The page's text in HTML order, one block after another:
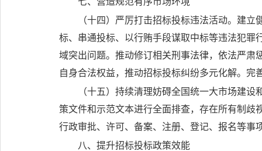
（十四）严厉打击招标投标违法活动。 建立
标、串通投标、以行贿手段谋取中标等违法犯罪
域突出问题。推动修订相关刑事法律，依法严肃
自身合法权益，推动招标投标纠纷多元化解。
（十五）持续清理妨碍全国统一大市场建设
策文件和示范文本进行全面排查，存在所有制
行政审批、许可、备案、注册、登记、报名等事
八、提升招标投标政策效能